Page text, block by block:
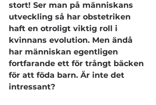
stort! Ser man på människans
utveckling så har obstetriken
haft en otroligt viktig roll i
kvinnans evolution. Men ändå
har människan egentligen
fortfarande ett för trångt bäcken
för att föda barn. Är inte det
intressant?